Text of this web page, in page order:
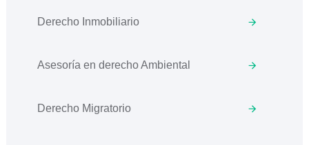
Derecho Inmobiliario
Asesoría en derecho Ambiental
Derecho Migratorio